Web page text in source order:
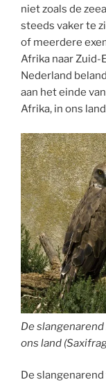
niet zoals de
steeds vaker te
of meerdere
Afrika naar Zuid-
Nederland
aan het einde
Afrika, in ons
De
ons land
De